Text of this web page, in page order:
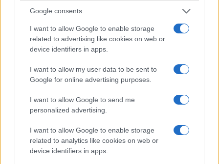
Google consents
I want to allow Google to enable storage
related to advertising like cookies on web or
device identifiers in apps.
I want to allow my user data to be sent to
Google for online advertising purposes.
I want to allow Google to send me
personalized advertising.
I want to allow Google to enable storage
related to analytics like cookies on web or
device identifiers in apps.
Πηγή:https://www.aftodioikisi.gr
Δώρο Χριστουγέννων
πώς ο υπολογισμός
2 Δεκεμβρίου 2024, 7:30 μμ
ανέργους της ΔΥΠΑ;
17 Νοεμβρίου 2023, 10:58 πμ
ΔΥΠΑ: Επίδομα ανεργίας
Σε λίγα 24ωρα γίνονται οι
πληρωμές – Δείτε πότε
ακριβώς